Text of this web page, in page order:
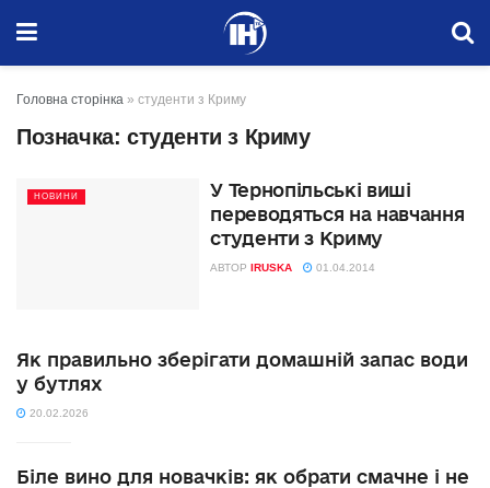
Головна сторінка » студенти з Криму
Позначка: студенти з Криму
НОВИНИ
У Тернопільські виші
переводяться на навчання
студенти з Криму
АВТОР IRUSKA 01.04.2014
Як правильно зберігати домашній запас води
у бутлях
20.02.2026
Біле вино для новачків: як обрати смачне і не